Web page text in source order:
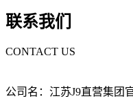
联系我们
CONTACT US
公司名：江苏J9直营集团